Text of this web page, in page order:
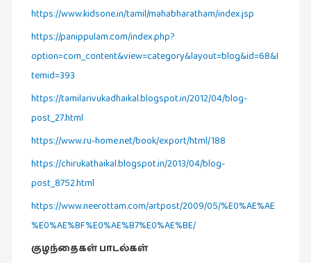
பரிந்துரைகள்
ஓவியங்கள்
ஓவியங்கள்
கட்டுரைகள்
கட்டுரைகள்
கதைகள்
https://www.kidsone.in/tamil/mahabharatham/index.jsp
https://panippulam.com/index.php?
option=com_content&view=category&layout=blog&id=68&I
temid=393
https://tamilarivukadhaikal.blogspot.in/2012/04/blog-
post_27.html
https://www.ru-home.net/book/export/html/188
https://chirukathaikal.blogspot.in/2013/04/blog-
post_8752.html
https://www.neerottam.com/artpost/2009/05/%E0%AE%AE
%E0%AE%BF%E0%AE%B7%E0%AE%BE/
குழந்தைகள்பாடல்கள்